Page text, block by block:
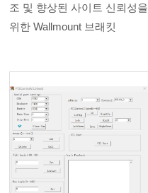
조 및 향상된 사이트 신뢰성을
위한 Wallmount 브래킷